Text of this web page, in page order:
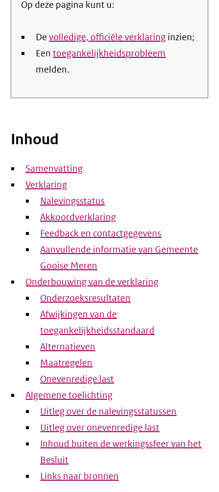
Op deze pagina kunt u:
Devolledige, officiële verklaring inzien;
Eentoegankelijkheidsprobleem
melden.
Inhoud
Samenvatting
Verklaring
Nalevingsstatus
Akkoordverklaring
Feedback en contactgegevens
Aanvullende informatie van Gemeente
Gooise Meren
Onderbouwing van de verklaring
Onderzoeksresultaten
Afwijkingen van de
toegankelijkheidsstandaard
Alternatieven
Maatregelen
Onevenredige last
Algemene toelichting
Uitleg over de nalevingsstatussen
Uitleg over onevenredige last
Inhoud buiten de werkingssfeer van het
Besluit
Links naar bronnen